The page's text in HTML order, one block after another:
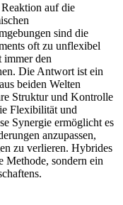
auf die
sind die
oft zu unflexibel
immer den
Die Antwort ist ein
beiden Welten
Struktur und Kontrolle
Flexibilität und
Synergie ermöglicht es
anzupassen,
zu verlieren. Hybrides
Methode, sondern ein